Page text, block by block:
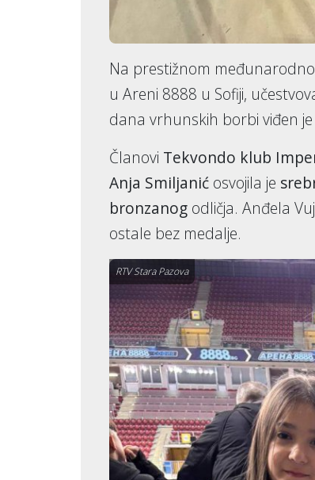
Na prestižnom
u Areni 8888 u Sofiji,
dana vrhunskih borbi viđen
Članovi Tekvondo klub
Anja Smiljanić osvojila je
bronzanog odličja. Anđela
ostale bez medalje.
RTV Stara Pazova